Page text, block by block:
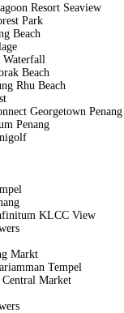
Resort Seaview
Park
Beach
Waterfall
Beach
Rhu Beach
Georgetown Penang
Penang
KLCC View
Markt
Tempel
Central Market